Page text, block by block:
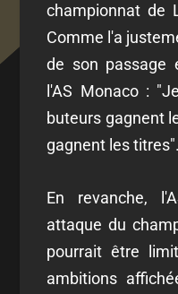
championnat de
Comme l'a
de son passage
l'AS Monaco :
buteurs gagnent
gagnent les titres".
En revanche,
attaque du
pourrait être
ambitions